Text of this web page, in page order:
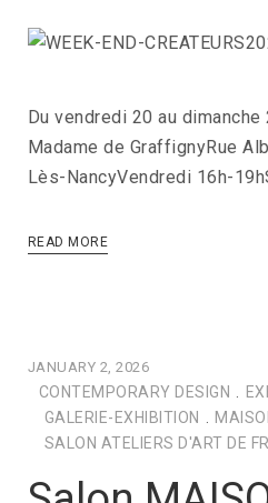
Du vendredi 20 au
Madame de GraffignyRue
Lès-NancyVendredi 16h-
READ MORE
JANUARY 2, 2026
CONTEMPORARY DESIGN .
GALERIE-EXHIBITION .
SALON ATELIERS D'ART DE